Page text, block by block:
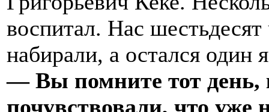
воспитал. Нас
набирали, а остался один
— Вы помните тот день,
почувствовали, что уже